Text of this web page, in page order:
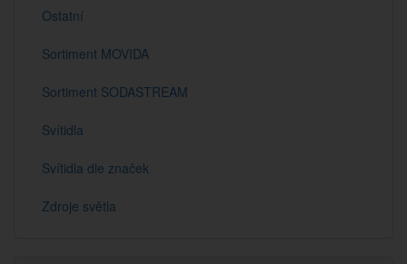
Ostatní
Sortiment MOVIDA
Sortiment SODASTREAM
Svítidla
Svítidla dle značek
Zdroje světla